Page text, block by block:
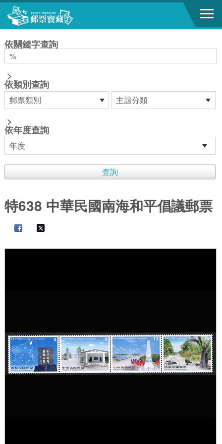
跳到主要內容區塊
依關鍵字查詢
>
依類別查詢
>
依年度查詢
特638 中華民國南海和平倡議郵票